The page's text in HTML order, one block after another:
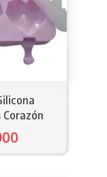
Corazón